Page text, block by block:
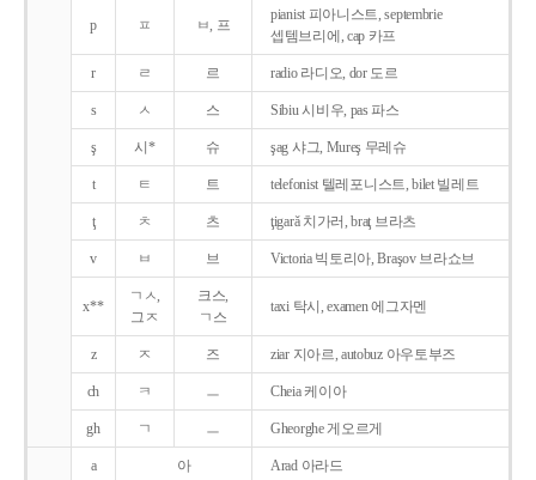
p ㅍ ㅂ, 프
pianist 피아니스트, septembrie
셉템브리에, cap 카프
r ㄹ 르 radio 라디오, dor 도르
s ㅅ 스 Sibiu 시비우, pas 파스
ş 시* 슈 şag 샤그, Mureş 무레슈
t ㅌ 트 telefonist 텔레포니스트, bilet 빌레트
ţ ㅊ 츠 ţigarǎ 치가러, braţ 브라츠
v ㅂ 브 Victoria 빅토리아, Braşov 브라쇼브
x**
ㄱㅅ,
그ㅈ
크스,
ㄱ스
taxi 탁시, examen 에그자멘
z ㅈ 즈 ziar 지아르, autobuz 아우토부즈
ch ㅋ ㅡ Cheia 케이아
gh ㄱ ㅡ Gheorghe 게오르게
a 아 Arad 아라드